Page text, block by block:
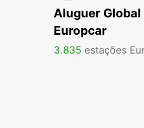
Aluguer Global
Europcar
3.835 estações